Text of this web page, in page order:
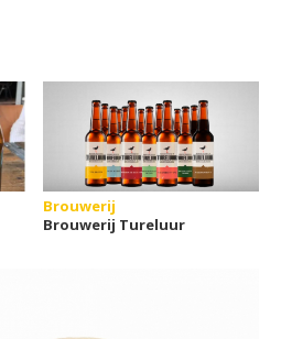
Brouwerij
Brouwerij Tureluur